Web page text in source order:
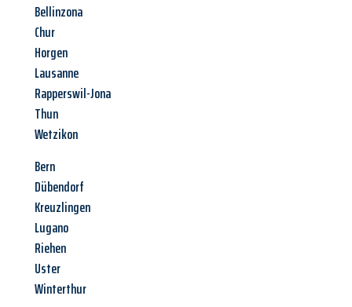
Bellinzona
Chur
Horgen
Lausanne
Rapperswil-Jona
Thun
Wetzikon
Bern
Dübendorf
Kreuzlingen
Lugano
Riehen
Uster
Winterthur